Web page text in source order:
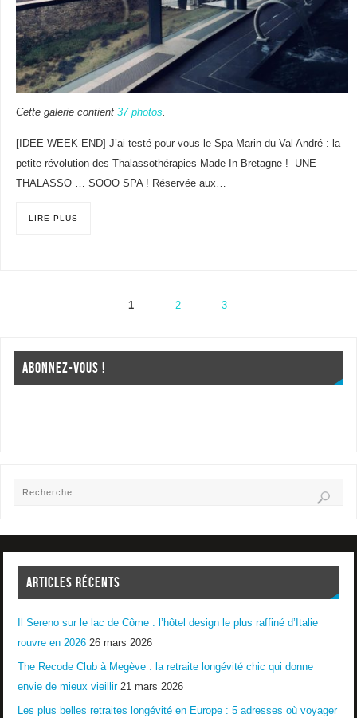
Cette galerie contient 37 photos.
[IDEE WEEK-END] J’ai testé pour vous le Spa Marin du Val André : la
petite révolution des Thalassothérapies Made In Bretagne ! UNE
THALASSO … SOOO SPA ! Réservée aux…
LIRE PLUS
1 2 3
ABONNEZ-VOUS !
ARTICLES RÉCENTS
Il Sereno sur le lac de Côme : l’hôtel design le plus raffiné d’Italie
rouvre en 2026 26 mars 2026
The Recode Club à Megève : la retraite longévité chic qui donne
envie de mieux vieillir 21 mars 2026
Les plus belles retraites longévité en Europe : 5 adresses où voyager